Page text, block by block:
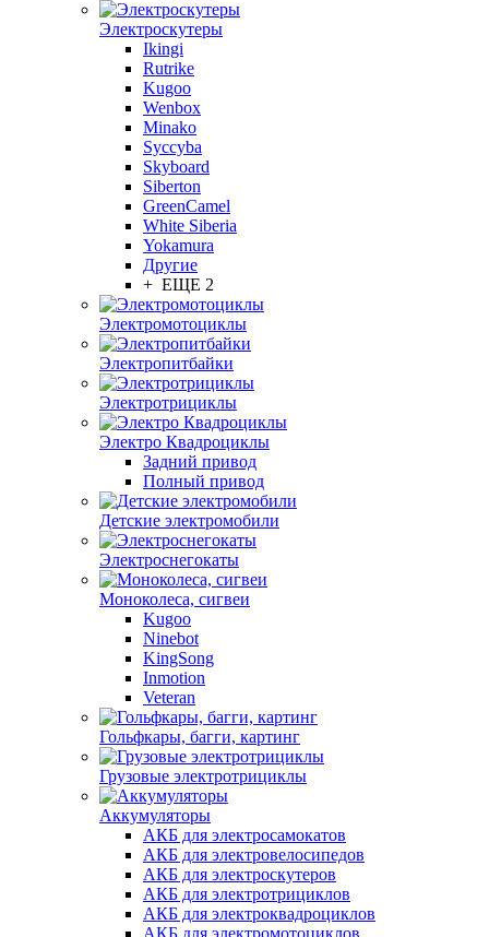
Электроскутеры
Ikingi
Rutrike
Kugoo
Wenbox
Minako
Syccyba
Skyboard
Siberton
GreenCamel
White Siberia
Yokamura
Другие
+ ЕЩЕ 2
Электромотоциклы
Электропитбайки
Электротрициклы
Электро Квадроциклы
Задний привод
Полный привод
Детские электромобили
Электроснегокаты
Моноколеса, сигвеи
Kugoo
Ninebot
KingSong
Inmotion
Veteran
Гольфкары, багги, картинг
Грузовые электротрициклы
Аккумуляторы
АКБ для электросамокатов
АКБ для электровелосипедов
АКБ для электроскутеров
АКБ для электротрициклов
АКБ для электроквадроциклов
АКБ для электромотоциклов